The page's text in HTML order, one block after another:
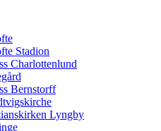
Stadion
Charlottenlund
Bernstorff
Lyngby